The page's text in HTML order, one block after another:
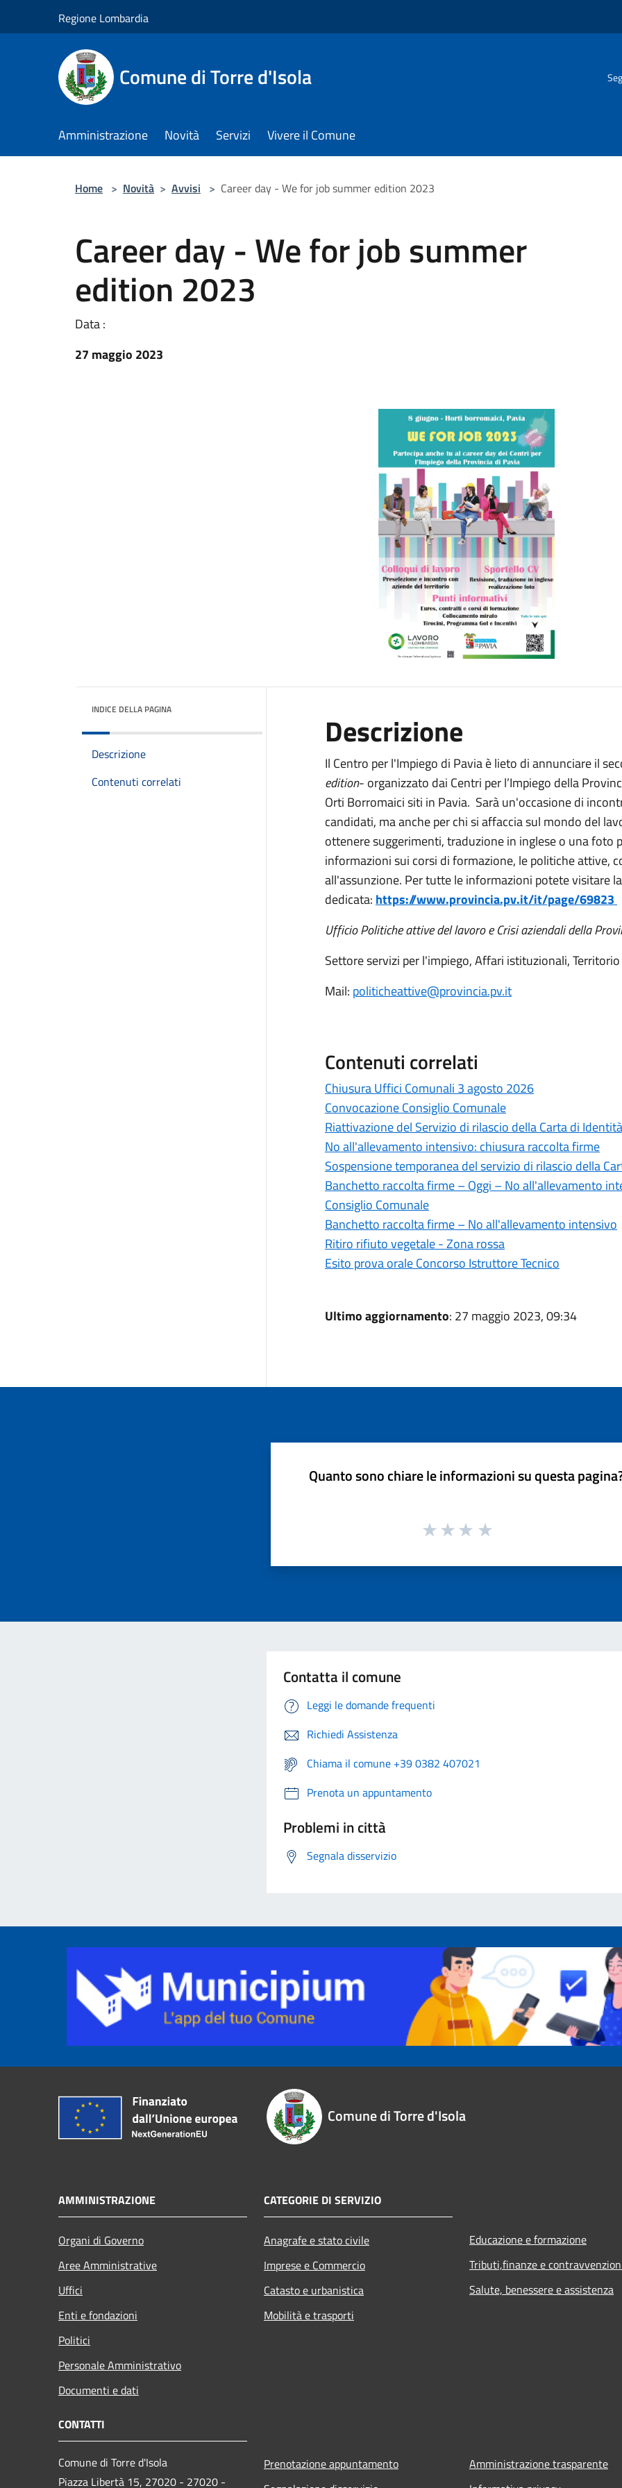
Regione Lombardia
Comune di Torre d'Isola
Amministrazione Novità Servizi Vivere il Comune
Home > Novità > Avvisi > Career day - We for job summer edition 2023
Career day - We for job summer
edition 2023
Data :
27 maggio 2023
INDICE DELLA PAGINA
Descrizione
Contenuti correlati
Descrizione
Il Centro per l'Impiego di Pavia è lieto di annunciare il
edition- organizzato dai Centri per l’Impiego della
Orti Borromaici siti in Pavia. Sarà un'occasione di
candidati, ma anche per chi si affaccia sul mondo del
ottenere suggerimenti, traduzione in inglese o una foto
informazioni sui corsi di formazione, le politiche attive,
all'assunzione. Per tutte le informazioni potete visitare
dedicata: https://www.provincia.pv.it/it/page/69823
Ufficio Politiche attive del lavoro e Crisi aziendali della
Settore servizi per l'impiego, Affari istituzionali,
Mail: politicheattive@provincia.pv.it
Contenuti correlati
Chiusura Uffici Comunali 3 agosto 2026
Convocazione Consiglio Comunale
Riattivazione del Servizio di rilascio della Carta di
No all'allevamento intensivo: chiusura raccolta firme
Sospensione temporanea del servizio di rilascio della
Banchetto raccolta firme – Oggi – No all'allevamento
Consiglio Comunale
Banchetto raccolta firme – No all'allevamento intensivo
Ritiro rifiuto vegetale - Zona rossa
Esito prova orale Concorso Istruttore Tecnico
Ultimo aggiornamento: 27 maggio 2023, 09:34
Quanto sono chiare le informazioni su questa
Contatta il comune
Leggi le domande frequenti
Richiedi Assistenza
Chiama il comune +39 0382 407021
Prenota un appuntamento
Problemi in città
Segnala disservizio
Comune di Torre d'Isola
AMMINISTRAZIONE
Organi di Governo
Aree Amministrative
Uffici
Enti e fondazioni
Politici
Personale Amministrativo
Documenti e dati
CATEGORIE DI SERVIZIO
Anagrafe e stato civile
Imprese e Commercio
Catasto e urbanistica
Mobilità e trasporti
Educazione e formazione
Tributi,finanze e
Salute, benessere e assistenza
CONTATTI
Comune di Torre d'Isola
Piazza Libertà 15, 27020 - 27020 -
Prenotazione appuntamento
Amministrazione trasparente